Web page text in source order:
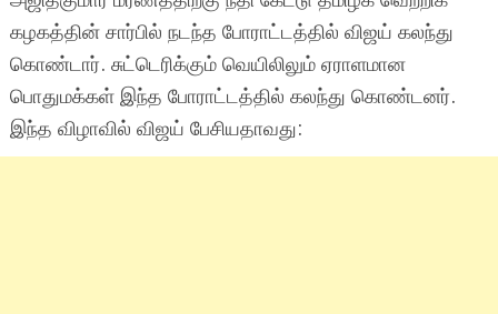
கழகத்தின் சார்பில் நடந்த போராட்டத்தில் விஜய் கலந்து
கொண்டார். சுட்டெரிக்கும் வெயிலிலும் ஏராளமான
பொதுமக்கள் இந்த போராட்டத்தில் கலந்து கொண்டனர்.
இந்த விழாவில் விஜய் பேசியதாவது: